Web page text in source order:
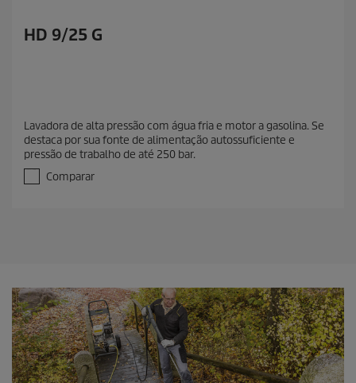
HD 9/25 G
Lavadora de alta pressão com água fria e motor a gasolina. Se
destaca por sua fonte de alimentação autossuficiente e
pressão de trabalho de até 250 bar.
Comparar